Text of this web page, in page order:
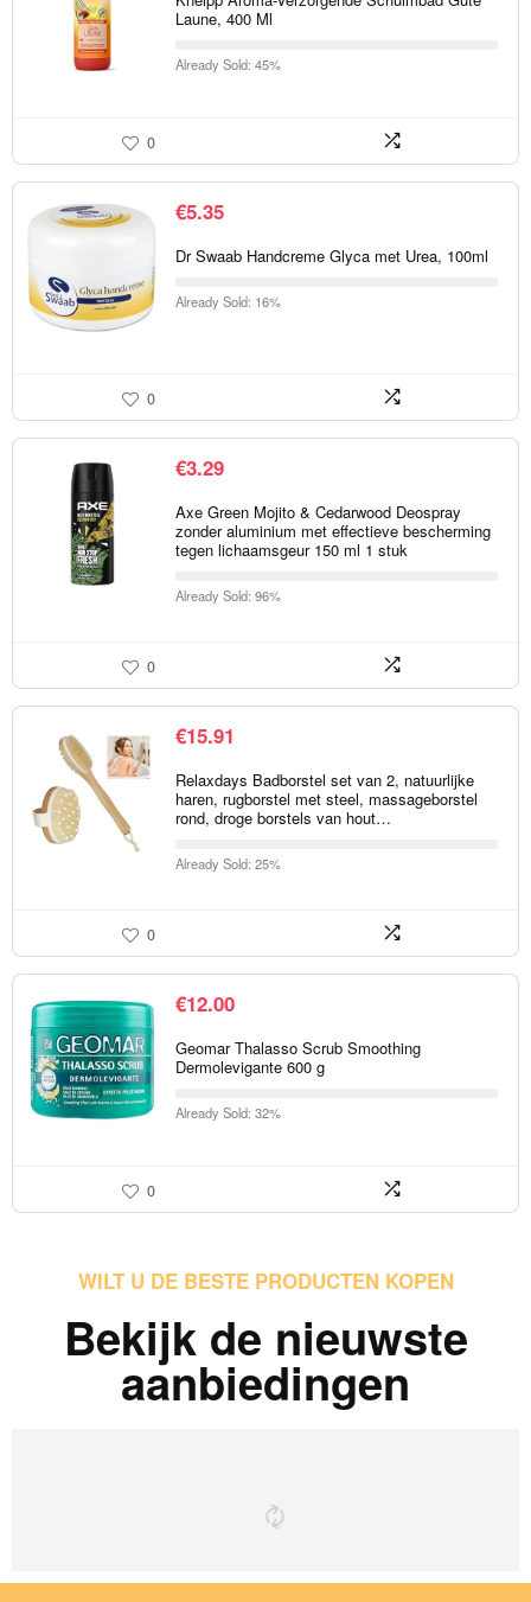
Laune, 400 Ml
Already Sold: 45%
0
€5.35
Dr Swaab Handcreme Glyca met Urea, 100ml
Already Sold: 16%
0
€3.29
Axe Green Mojito & Cedarwood Deospray
zonder aluminium met effectieve bescherming
tegen lichaamsgeur 150 ml 1 stuk
Already Sold: 96%
0
€15.91
Relaxdays Badborstel set van 2, natuurlijke
haren, rugborstel met steel, massageborstel
rond, droge borstels van hout…
Already Sold: 25%
0
€12.00
Geomar Thalasso Scrub Smoothing
Dermolevigante 600 g
Already Sold: 32%
0
WILT U DE BESTE PRODUCTEN KOPEN
Bekijk de nieuwste
aanbiedingen